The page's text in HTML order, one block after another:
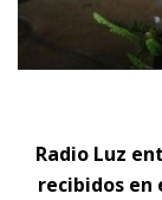
Radio Luz
recibidos en